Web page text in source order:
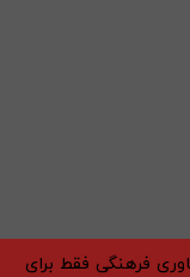
فرهنگی فقط برای